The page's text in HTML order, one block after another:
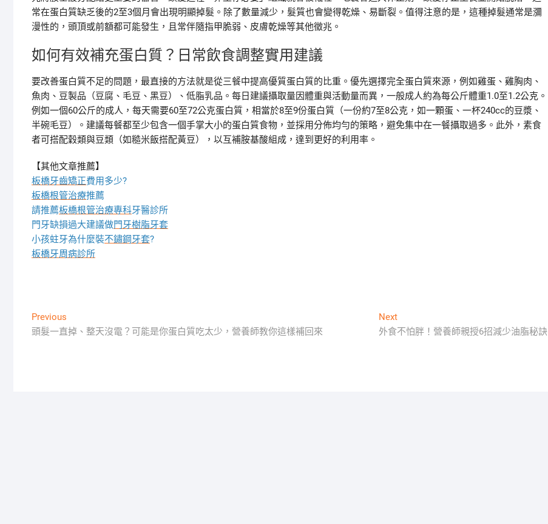
常在蛋白質缺乏後的2至3個月會出現明顯掉髮。除了數量減少，髮質也會變得乾燥、易斷裂。值得注意的是，這種掉髮通常是瀰
漫性的，頭頂或前額都可能發生，且常伴隨指甲脆弱、皮膚乾燥等其他徵兆。
如何有效補充蛋白質？日常飲食調整實用建議
要改善蛋白質不足的問題，最直接的方法就是從三餐中提高優質蛋白質的比重。優先選擇完全蛋白質來源，例如雞蛋、雞胸肉、
魚肉、豆製品（豆腐、毛豆、黑豆）、低脂乳品。每日建議攝取量因體重與活動量而異，一般成人約為每公斤體重1.0至1.2公克。
例如一個60公斤的成人，每天需要60至72公克蛋白質，相當於8至9份蛋白質（一份約7至8公克，如一顆蛋、一杯240cc的豆漿、
半碗毛豆）。建議每餐都至少包含一個手掌大小的蛋白質食物，並採用分佈均勻的策略，避免集中在一餐攝取過多。此外，素食
者可搭配穀類與豆類（如糙米飯搭配黃豆），以互補胺基酸組成，達到更好的利用率。
【其他文章推薦】
板橋牙齒矯正費用多少?
板橋根管治療推薦
請推薦板橋根管治療專科牙醫診所
門牙缺損過大建議做門牙樹脂牙套
小孩蛀牙為什麼裝不鏽鋼牙套?
板橋牙周病診所
文
章
Previous
post:
頭髮一直掉、整天沒電？可能是你蛋白質吃太少，營養師教你這樣補回來
NextNext
post:
外食不怕胖！營養師親授6招減少油脂秘訣